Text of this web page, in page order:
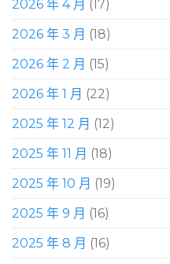
2026 年 4 月 (17)
2026 年 3 月 (18)
2026 年 2 月 (15)
2026 年 1 月 (22)
2025 年 12 月 (12)
2025 年 11 月 (18)
2025 年 10 月 (19)
2025 年 9 月 (16)
2025 年 8 月 (16)